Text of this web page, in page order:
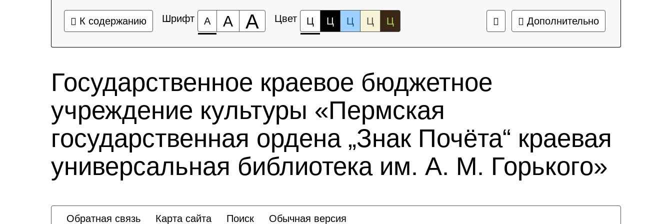
К содержанию Шрифт А А А Цвет Ц Ц Ц Ц Ц Дополнительно
Государственное краевое бюджетное
учреждение культуры «Пермская
государственная ордена „Знак Почёта“ краевая
универсальная библиотека им. А. М. Горького»
Обратная связь Карта сайта Поиск Обычная версия